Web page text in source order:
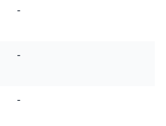
-
-
-